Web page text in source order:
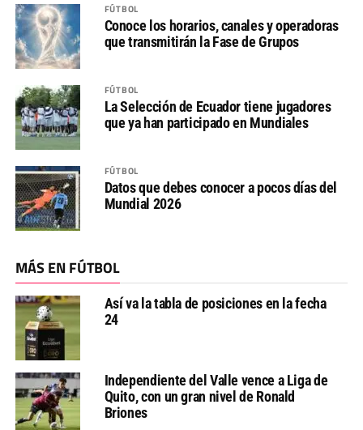
FÚTBOL
Conoce los horarios, canales y operadoras
que transmitirán la Fase de Grupos
FÚTBOL
La Selección de Ecuador tiene jugadores
que ya han participado en Mundiales
FÚTBOL
Datos que debes conocer a pocos días del
Mundial 2026
MÁS EN FÚTBOL
Así va la tabla de posiciones en la fecha
24
Independiente del Valle vence a Liga de
Quito, con un gran nivel de Ronald
Briones